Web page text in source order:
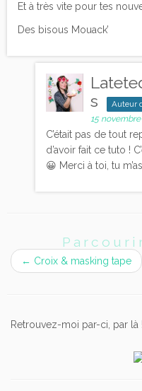
Et à très vite pour tes
Des bisous Mouack’
s
Auteur
15 novembre
C’était pas de tout
d’avoir fait ce tuto !
😀 Merci à toi, tu
← Croix & masking tape
Retrouvez-moi par-ci, par là !